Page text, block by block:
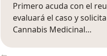
Primero acuda con el
evaluará el caso y
Cannabis Medicinal…